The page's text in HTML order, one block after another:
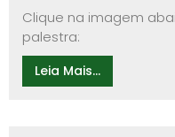
Clique na imagem
palestra:
Leia Mais...